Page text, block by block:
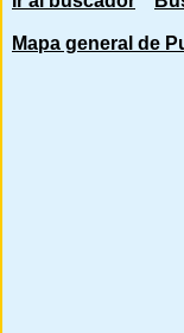
Mapa general de